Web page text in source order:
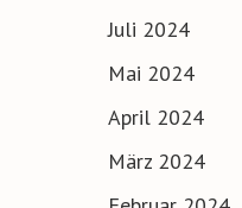
Juli 2024
Mai 2024
April 2024
März 2024